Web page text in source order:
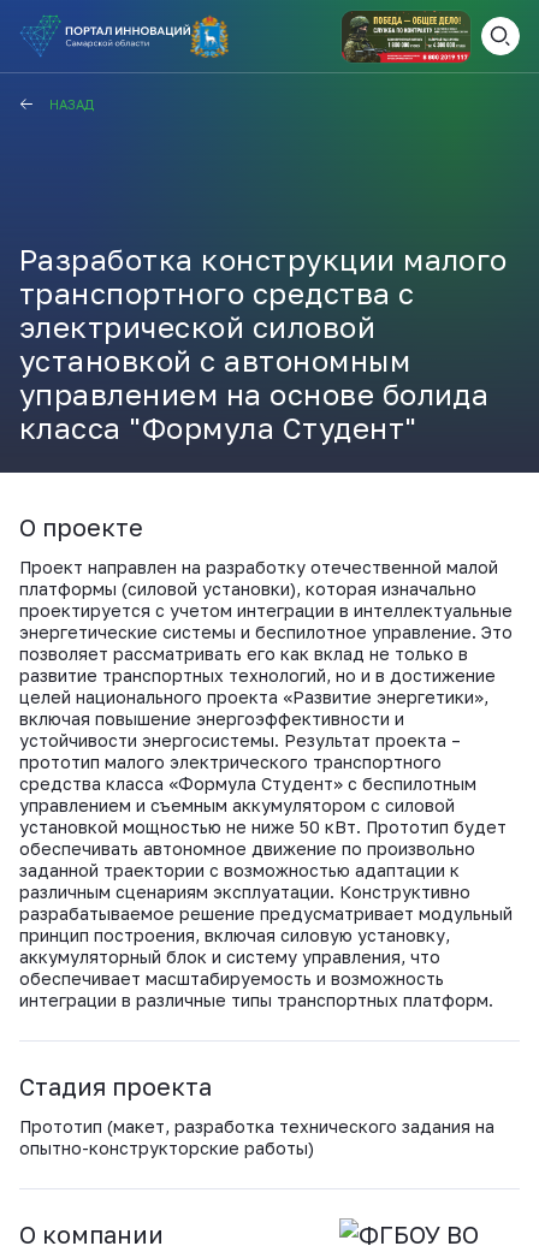
НАЗАД
Разработка конструкции малого
транспортного средства с
электрической силовой
установкой с автономным
управлением на основе болида
класса "Формула Студент"
О проекте
Проект направлен на разработку отечественной малой
платформы (силовой установки), которая изначально
проектируется с учетом интеграции в интеллектуальные
энергетические системы и беспилотное управление. Это
позволяет рассматривать его как вклад не только в
развитие транспортных технологий, но и в достижение
целей национального проекта «Развитие энергетики»,
включая повышение энергоэффективности и
устойчивости энергосистемы. Результат проекта –
прототип малого электрического транспортного
средства класса «Формула Студент» с беспилотным
управлением и съемным аккумулятором с силовой
установкой мощностью не ниже 50 кВт. Прототип будет
обеспечивать автономное движение по произвольно
заданной траектории с возможностью адаптации к
различным сценариям эксплуатации. Конструктивно
разрабатываемое решение предусматривает модульный
принцип построения, включая силовую установку,
аккумуляторный блок и систему управления, что
обеспечивает масштабируемость и возможность
интеграции в различные типы транспортных платформ.
Стадия проекта
Прототип (макет, разработка технического задания на
опытно-конструкторские работы)
О компании
Актуальные конкурсы
Анонсы публикаций
Новости компании
ЗАКРЫТЬ
ВАМ СЮДА
ПОЛЕЗНЫЕ СТАТЬИ И
НОВОСТИКАЖДЫЙ ДЕНЬ
ПОДПИСЫВАЙТЕСЬ
Телеграм